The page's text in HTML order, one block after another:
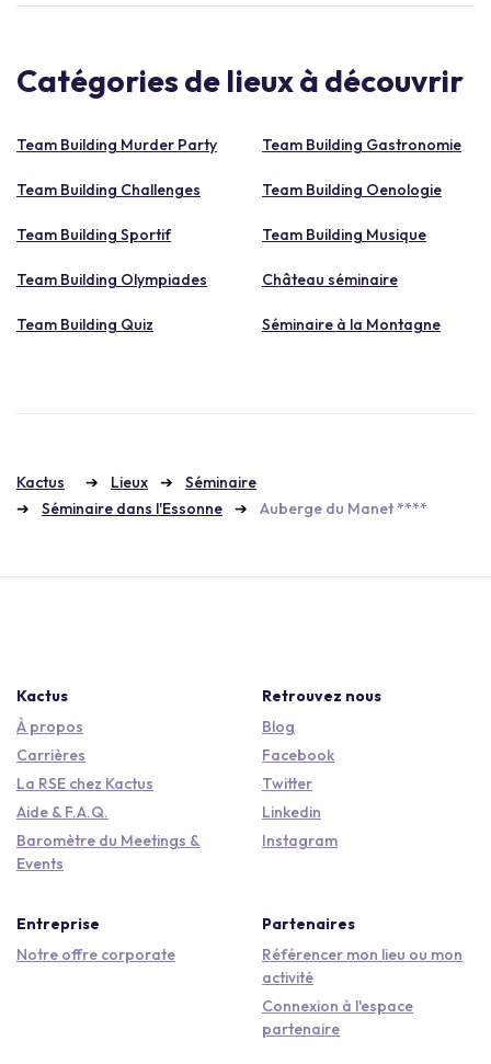
Catégories de lieux à découvrir
Team Building Murder Party Team Building Gastronomie
Team Building Challenges Team Building Oenologie
Team Building Sportif Team Building Musique
Team Building Olympiades Château séminaire
Team Building Quiz Séminaire à la Montagne
Kactus Lieux
Séminaire
Séminaire dans l'Essonne
Auberge du Manet ****
Kactus
À propos
Carrières
La RSE chez Kactus
Aide & F.A.Q.
Baromètre du Meetings &
Events
Retrouvez nous
Blog
Facebook
Twitter
Linkedin
Instagram
Entreprise
Notre offre corporate
Partenaires
Référencer mon lieu ou mon
activité
Connexion à l'espace
partenaire